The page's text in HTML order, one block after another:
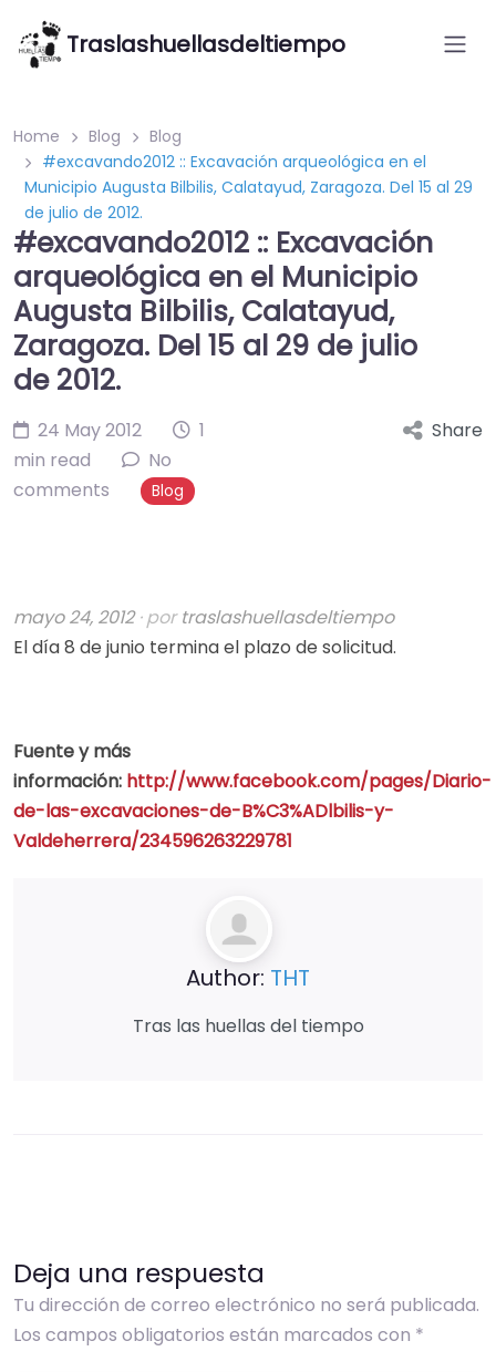
Traslashuellasdeltiempo
Home Blog
Blog
#excavando2012 :: Excavación arqueológica en el
Municipio Augusta Bilbilis, Calatayud, Zaragoza. Del 15 al 29
de julio de 2012.
#excavando2012 :: Excavación
arqueológica en el Municipio
Augusta Bilbilis, Calatayud,
Zaragoza. Del 15 al 29 de julio
de 2012.
24 May 2012
1
min read
No
comments
Blog
Share
mayo 24, 2012· portraslashuellasdeltiempo
El día 8 de junio termina el plazo de solicitud.
Fuente y más
información: http://www.facebook.com/pages/Diario-
de-las-excavaciones-de-B%C3%ADlbilis-y-
Valdeherrera/234596263229781
Author: THT
Tras las huellas del tiempo
Deja una respuesta
Tu dirección de correo electrónico no será publicada.
Los campos obligatorios están marcados con *